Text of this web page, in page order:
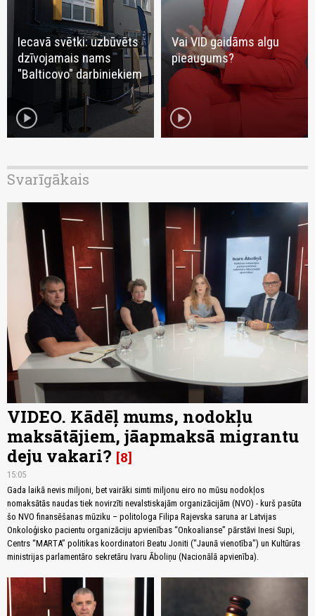
Iecavā svētki: uzbūvēts
dzīvojamais nams
"Balticovo" darbiniekiem
play_circle
Vai VID gaidāms algu
pieaugums?
play_circle
Svarīgākais
VIDEO. Kādēļ mums, nodokļu
maksātājiem, jāapmaksā migrantu
deju vakari? 8
15:05
Gada laikā nevis miljoni, bet vairāki simti miljonu eiro no mūsu nodokļos
nomaksātās naudas tiek novirzīti nevalstiskajām organizācijām (NVO) - kurš pasūta
šo NVO finansēšanas mūziku – politologa Filipa Rajevska saruna ar Latvijas
Onkoloģisko pacientu organizāciju apvienības “Onkoalianse” pārstāvi Inesi Supi,
Centrs “MARTA” politikas koordinatori Beatu Joniti ("Jaunā vienotība") un Kultūras
ministrijas parlamentāro sekretāru Ivaru Āboliņu (Nacionālā apvienība).